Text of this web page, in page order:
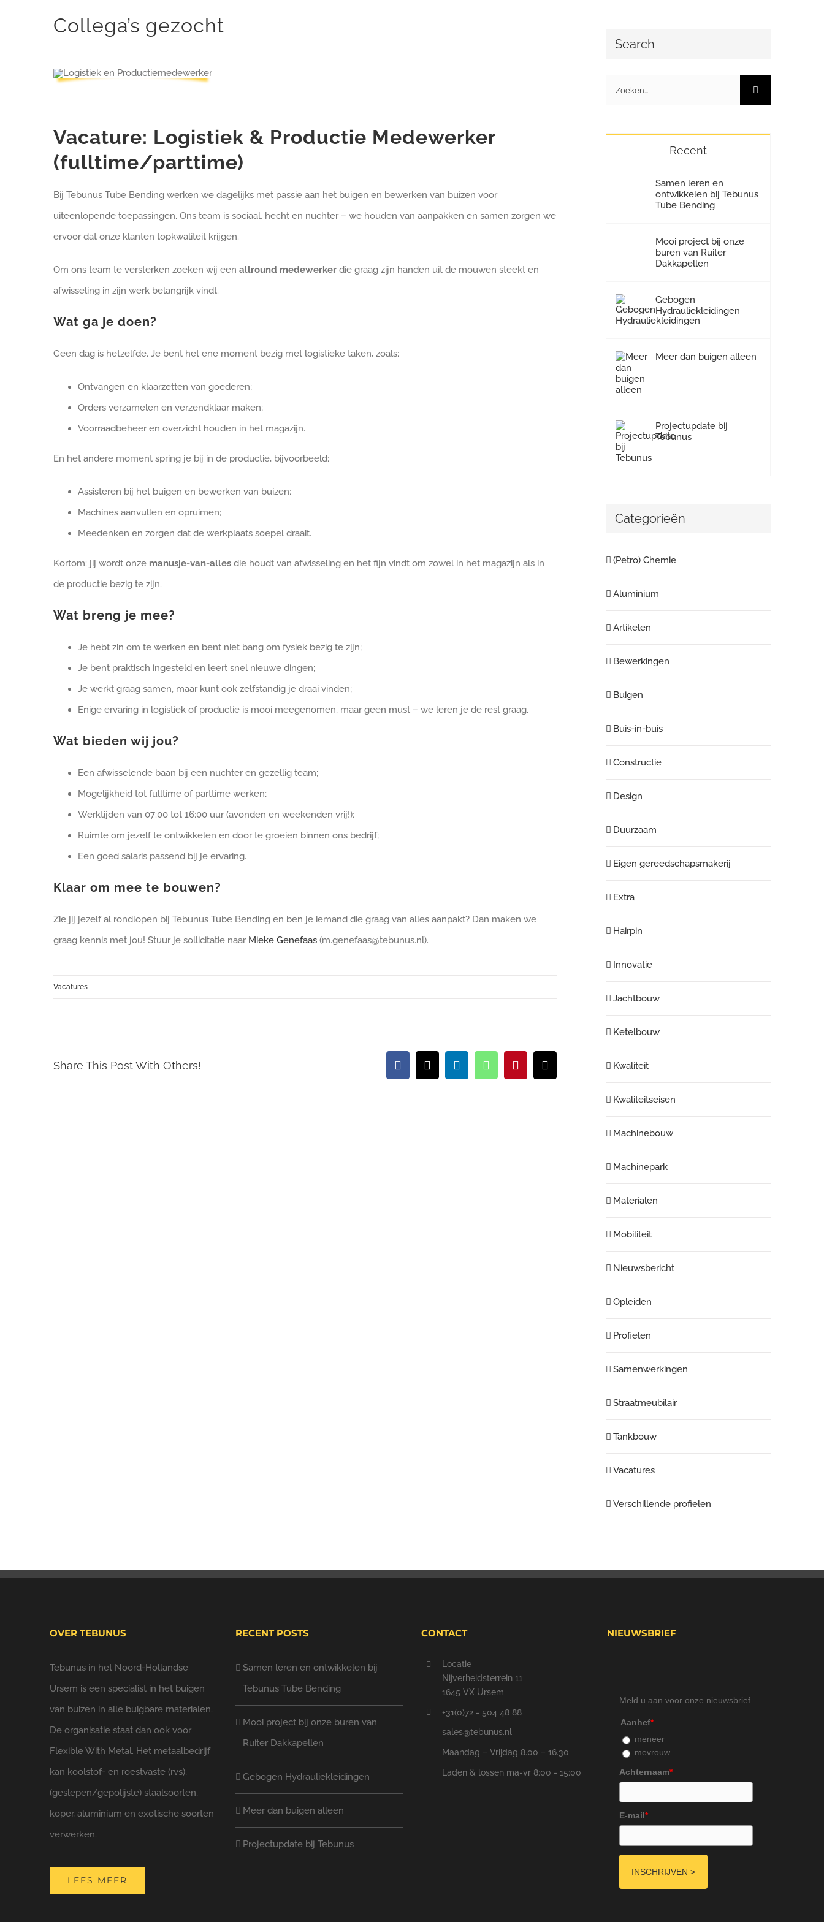
Collega’s gezocht
Vacature: Logistiek & Productie Medewerker
(fulltime/parttime)
Bij Tebunus Tube Bending werken we dagelijks met passie aan het buigen en bewerken van buizen voor
uiteenlopende toepassingen. Ons team is sociaal, hecht en nuchter – we houden van aanpakken en samen zorgen we
ervoor dat onze klanten topkwaliteit krijgen.
Om ons team te versterken zoeken wij een allround medewerker die graag zijn handen uit de mouwen steekt en
afwisseling in zijn werk belangrijk vindt.
Wat ga je doen?
Geen dag is hetzelfde. Je bent het ene moment bezig met logistieke taken, zoals:
Ontvangen en klaarzetten van goederen;
Orders verzamelen en verzendklaar maken;
Voorraadbeheer en overzicht houden in het magazijn.
En het andere moment spring je bij in de productie, bijvoorbeeld:
Assisteren bij het buigen en bewerken van buizen;
Machines aanvullen en opruimen;
Meedenken en zorgen dat de werkplaats soepel draait.
Kortom: jij wordt onze manusje-van-alles die houdt van afwisseling en het fijn vindt om zowel in het magazijn als in
de productie bezig te zijn.
Wat breng je mee?
Je hebt zin om te werken en bent niet bang om fysiek bezig te zijn;
Je bent praktisch ingesteld en leert snel nieuwe dingen;
Je werkt graag samen, maar kunt ook zelfstandig je draai vinden;
Enige ervaring in logistiek of productie is mooi meegenomen, maar geen must – we leren je de rest graag.
Wat bieden wij jou?
Een afwisselende baan bij een nuchter en gezellig team;
Mogelijkheid tot fulltime of parttime werken;
Werktijden van 07:00 tot 16:00 uur (avonden en weekenden vrij!);
Ruimte om jezelf te ontwikkelen en door te groeien binnen ons bedrijf;
Een goed salaris passend bij je ervaring.
Klaar om mee te bouwen?
Zie jij jezelf al rondlopen bij Tebunus Tube Bending en ben je iemand die graag van alles aanpakt? Dan maken we
graag kennis met jou! Stuur je sollicitatie naar Mieke Genefaas (m.genefaas@tebunus.nl).
Vacatures
Share This Post With Others! Facebook
X LinkedInWhatsAppPinterest
E-
mail
Search
Zoeken
naar:
Recent
Samen leren en
ontwikkelen bij Tebunus
Tube Bending
Mooi project bij onze
buren van Ruiter
Dakkapellen
Gebogen
Hydrauliekleidingen
Meer dan buigen alleen
Projectupdate bij
Tebunus
Categorieën
(Petro) Chemie
Aluminium
Artikelen
Bewerkingen
Buigen
Buis-in-buis
Constructie
Design
Duurzaam
Eigen gereedschapsmakerij
Extra
Hairpin
Innovatie
Jachtbouw
Ketelbouw
Kwaliteit
Kwaliteitseisen
Machinebouw
Machinepark
Materialen
Mobiliteit
Nieuwsbericht
Opleiden
Profielen
Samenwerkingen
Straatmeubilair
Tankbouw
Vacatures
Verschillende profielen
OVER TEBUNUS
Tebunus in het Noord-Hollandse
Ursem is een specialist in het buigen
van buizen in alle buigbare materialen.
De organisatie staat dan ook voor
Flexible With Metal. Het metaalbedrijf
kan koolstof- en roestvaste (rvs),
(geslepen/gepolijste) staalsoorten,
koper, aluminium en exotische soorten
verwerken.
LEES MEER
RECENT POSTS
Samen leren en ontwikkelen bij
Tebunus Tube Bending
Mooi project bij onze buren van
Ruiter Dakkapellen
Gebogen Hydrauliekleidingen
Meer dan buigen alleen
Projectupdate bij Tebunus
CONTACT
Locatie
Nijverheidsterrein 11
1645 VX Ursem
+31(0)72 - 504 48 88
sales@tebunus.nl
Maandag – Vrijdag 8.00 – 16.30
Laden & lossen ma-vr 8:00 - 15:00
NIEUWSBRIEF
Meld u aan voor onze nieuwsbrief.
Aanhef*
meneer
mevrouw
Achternaam*
E-mail*
INSCHRIJVEN >